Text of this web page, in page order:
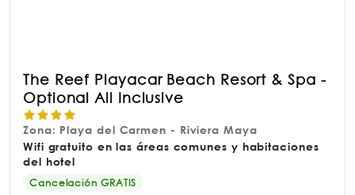
The Reef Playacar Beach Resort & Spa -
Optional All Inclusive
Zona: Playa del Carmen - Riviera Maya
Wifi gratuito en las áreas comunes y habitaciones
del hotel
Cancelación GRATIS